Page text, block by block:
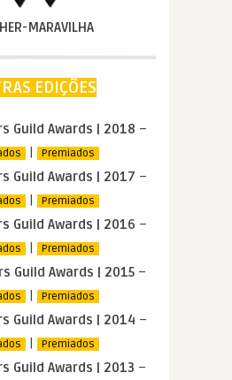
MARAVILHA
EDIÇÕES
Guild Awards | 2018 –
| Premiados
Guild Awards | 2017 –
| Premiados
Guild Awards | 2016 –
| Premiados
Guild Awards | 2015–
| Premiados
Guild Awards | 2014 –
| Premiados
Guild Awards | 2013 –